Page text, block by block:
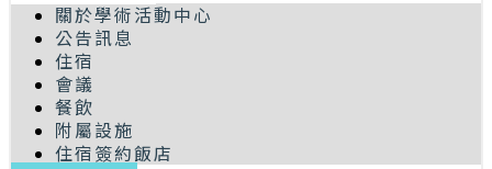
關於學術活動中心
公告訊息
住宿
會議
餐飲
附屬設施
住宿簽約飯店